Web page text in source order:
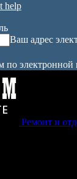
help
Ваш адрес
по электронной
Ремонт и